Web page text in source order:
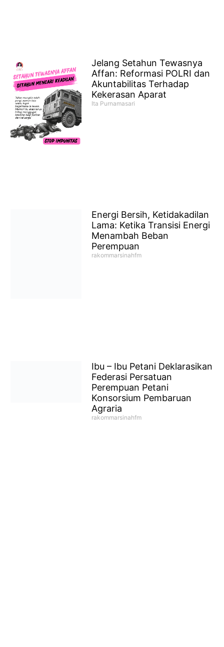
Jelang Setahun Tewasnya
Affan: Reformasi POLRI dan
Akuntabilitas Terhadap
Kekerasan Aparat
Ita Purnamasari
Energi Bersih, Ketidakadilan
Lama: Ketika Transisi Energi
Menambah Beban
Perempuan
rakommarsinahfm
Ibu – Ibu Petani Deklarasikan
Federasi Persatuan
Perempuan Petani
Konsorsium Pembaruan
Agraria
rakommarsinahfm